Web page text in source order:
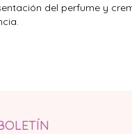
del perfume y